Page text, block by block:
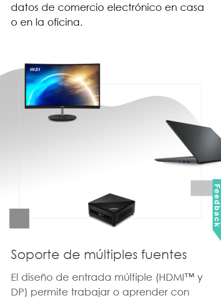
datos de comercio electrónico en casa
o en la oficina.
Soporte de múltiples fuentes
El diseño de entrada múltiple (HDMI™ y
DP) permite trabajar o aprender con